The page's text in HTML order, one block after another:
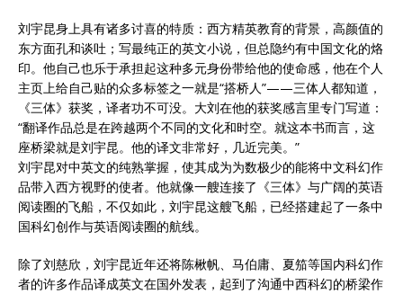
刘宇昆身上具有诸多讨喜的特质：西方精英教育的背景，高颜值的
东方面孔和谈吐；写最纯正的英文小说，但总隐约有中国文化的烙
印。他自己也乐于承担起这种多元身份带给他的使命感，他在个人
主页上给自己贴的众多标签之一就是“搭桥人”——三体人都知道，
《三体》获奖，译者功不可没。大刘在他的获奖感言里专门写道：
“翻译作品总是在跨越两个不同的文化和时空。就这本书而言，这
座桥梁就是刘宇昆。他的译文非常好，几近完美。”
刘宇昆对中英文的纯熟掌握，使其成为为数极少的能将中文科幻作
品带入西方视野的使者。他就像一艘连接了《三体》与广阔的英语
阅读圈的飞船，不仅如此，刘宇昆这艘飞船，已经搭建起了一条中
国科幻创作与英语阅读圈的航线。
除了刘慈欣，刘宇昆近年还将陈楸帆、马伯庸、夏笳等国内科幻作
者的许多作品译成英文在国外发表，起到了沟通中西科幻的桥梁作